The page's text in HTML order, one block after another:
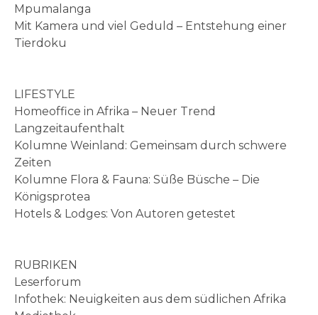
Mpumalanga
Mit Kamera und viel Geduld – Entstehung einer
Tierdoku
LIFESTYLE
Homeoffice in Afrika – Neuer Trend
Langzeitaufenthalt
Kolumne Weinland: Gemeinsam durch schwere
Zeiten
Kolumne Flora & Fauna: Süße Büsche – Die
Königsprotea
Hotels & Lodges: Von Autoren getestet
RUBRIKEN
Leserforum
Infothek: Neuigkeiten aus dem südlichen Afrika